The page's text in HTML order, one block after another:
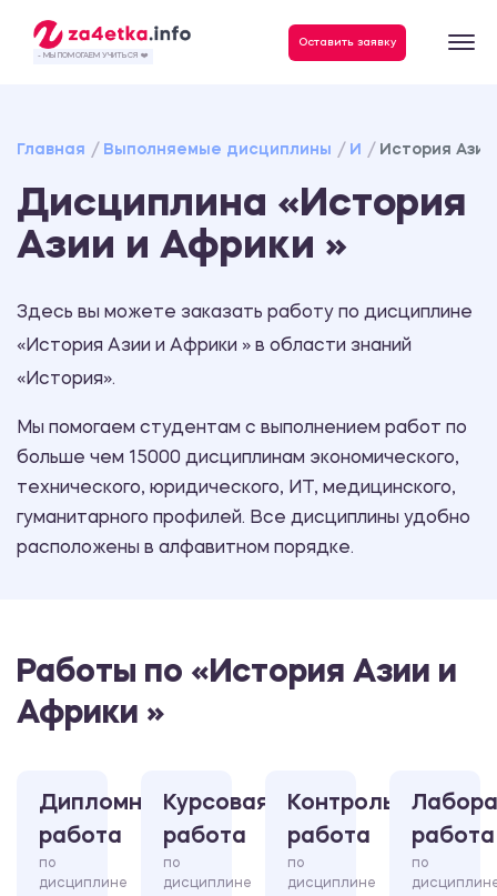
- МЫ ПОМОГАЕМ УЧИТЬСЯ ❤️
Оставить заявку
Главная Выполняемые дисциплины И История
Дисциплина «История
Азии и Африки »
Здесь вы можете заказать работу по дисциплине
«История Азии и Африки » в области знаний
«История».
Мы помогаем студентам с выполнением работ по
больше чем 15000 дисциплинам экономического,
технического, юридического, ИТ, медицинского,
гуманитарного профилей. Все дисциплины удобно
расположены в алфавитном порядке.
Работы по «История Азии и
Африки »
Дипломная
работа
по
дисциплине
Курсовая
работа
по
дисциплине
Контрольная
работа
по
дисциплине
работа
по